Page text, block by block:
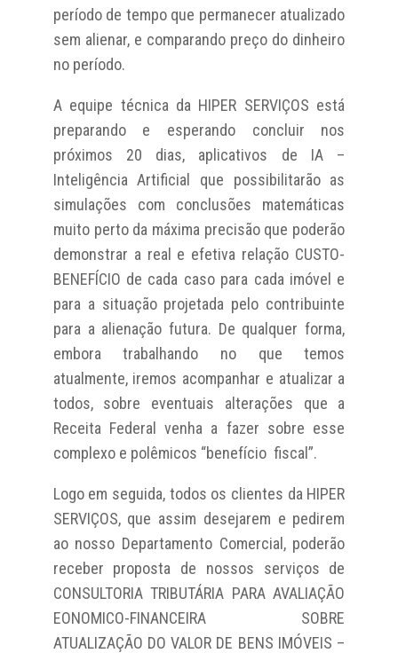
período de tempo que permanecer atualizado
sem alienar, e comparando preço do dinheiro
no período.
A equipe técnica da HIPER SERVIÇOS está
preparando e esperando concluir nos
próximos 20 dias, aplicativos de IA –
Inteligência Artificial que possibilitarão as
simulações com conclusões matemáticas
muito perto da máxima precisão que poderão
demonstrar a real e efetiva relação CUSTO-
BENEFÍCIO de cada caso para cada imóvel e
para a situação projetada pelo contribuinte
para a alienação futura. De qualquer forma,
embora trabalhando no que temos
atualmente, iremos acompanhar e atualizar a
todos, sobre eventuais alterações que a
Receita Federal venha a fazer sobre esse
complexo e polêmicos “benefício fiscal”.
Logo em seguida, todos os clientes da HIPER
SERVIÇOS, que assim desejarem e pedirem
ao nosso Departamento Comercial, poderão
receber proposta de nossos serviços de
CONSULTORIA TRIBUTÁRIA PARA AVALIAÇÃO
EONOMICO-FINANCEIRA SOBRE
ATUALIZAÇÃO DO VALOR DE BENS IMÓVEIS –